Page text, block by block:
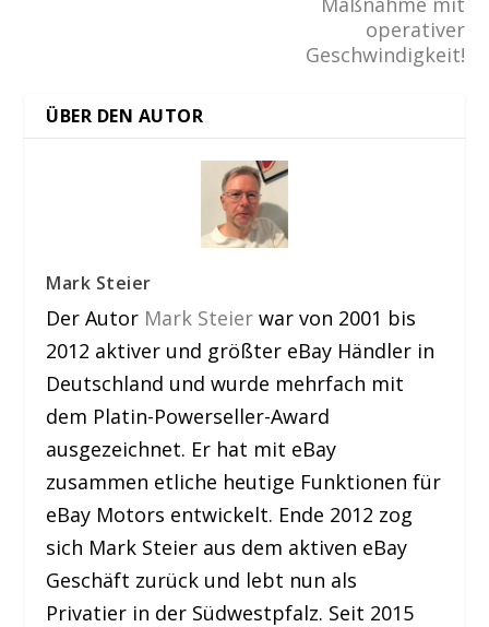
operativer
Geschwindigkeit!
ÜBER DEN AUTOR
Mark Steier
Der Autor Mark Steier war von 2001 bis
2012 aktiver und größter eBay Händler in
Deutschland und wurde mehrfach mit
dem Platin-Powerseller-Award
ausgezeichnet. Er hat mit eBay
zusammen etliche heutige Funktionen für
eBay Motors entwickelt. Ende 2012 zog
sich Mark Steier aus dem aktiven eBay
Geschäft zurück und lebt nun als
Privatier in der Südwestpfalz. Seit 2015